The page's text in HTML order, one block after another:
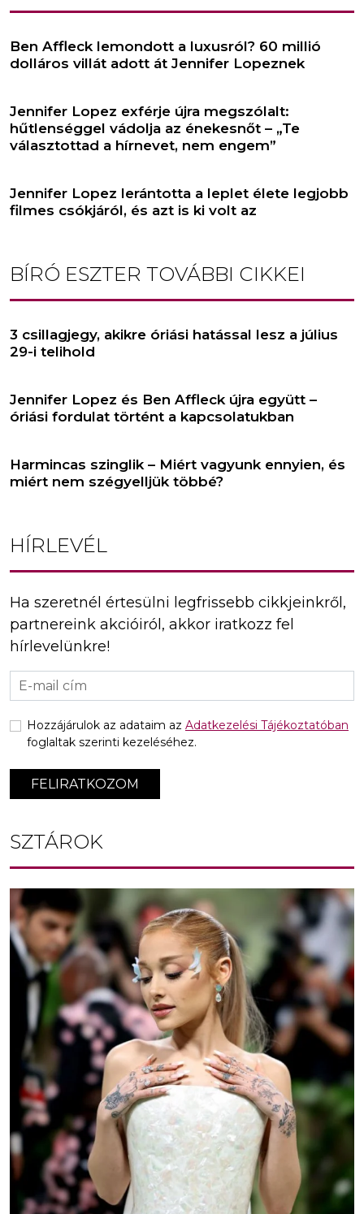
Ben Affleck lemondott a luxusról? 60 millió
dolláros villát adott át Jennifer Lopeznek
Jennifer Lopez exférje újra megszólalt:
hűtlenséggel vádolja az énekesnőt – „Te
választottad a hírnevet, nem engem”
Jennifer Lopez lerántotta a leplet élete legjobb
filmes csókjáról, és azt is ki volt az
BÍRÓ ESZTER TOVÁBBI CIKKEI
3 csillagjegy, akikre óriási hatással lesz a július
29-i telihold
Jennifer Lopez és Ben Affleck újra együtt –
óriási fordulat történt a kapcsolatukban
Harmincas szinglik – Miért vagyunk ennyien, és
miért nem szégyelljük többé?
HÍRLEVÉL
Ha szeretnél értesülni legfrissebb cikkjeinkről,
partnereink akcióiról, akkor iratkozz fel
hírlevelünkre!
FELIRATKOZOM
Hozzájárulok az adataim az Adatkezelési Tájékoztatóban
foglaltak szerinti kezeléséhez.
SZTÁROK